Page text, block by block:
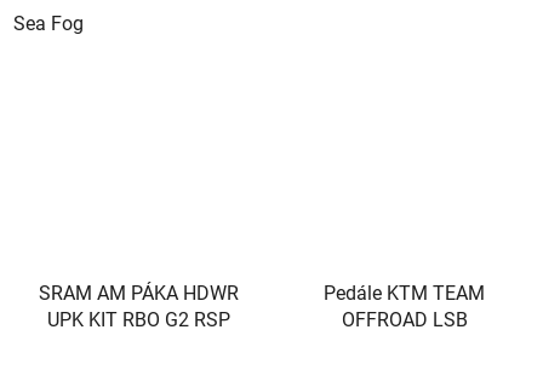
Sea Fog
SRAM AM PÁKA HDWR
UPK KIT RBO G2 RSP
Pedále KTM TEAM
OFFROAD LSB